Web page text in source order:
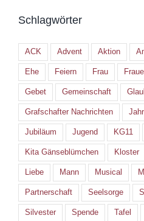
Schlagwörter
ACK Advent Aktion
Ehe Feiern Frau
Gebet Gemeinschaft
Grafschafter Nachrichten
Jubiläum Jugend KG11
Kita Gänseblümchen Kloster
Liebe Mann Musical
Partnerschaft Seelsorge
Silvester Spende Tafel